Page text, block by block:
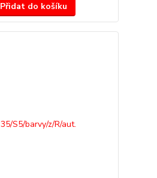
Přidat do košíku